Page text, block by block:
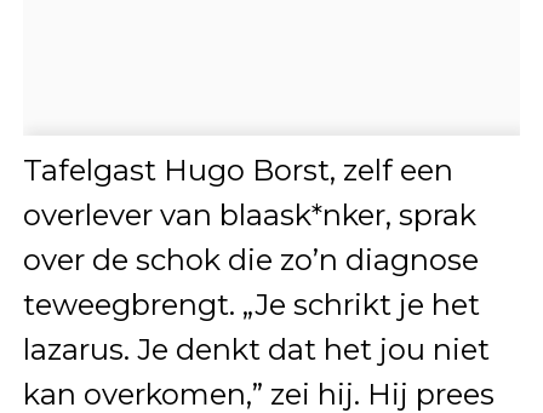
Tafelgast Hugo Borst, zelf een
overlever van blaask*nker, sprak
over de schok die zo’n diagnose
teweegbrengt. „Je schrikt je het
lazarus. Je denkt dat het jou niet
kan overkomen,” zei hij. Hij prees